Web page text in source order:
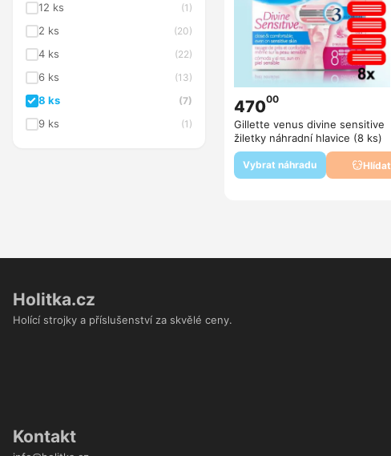
12 ks (1)
2 ks (20)
4 ks (22)
6 ks (13)
8 ks (7)
9 ks (1)
47000
Gillette venus divine sensitive
žiletky náhradní hlavice (8 ks)
Vybrat náhradu Hlídat
Holitka.cz
Holící strojky a příslušenství za skvělé ceny.
Kontakt